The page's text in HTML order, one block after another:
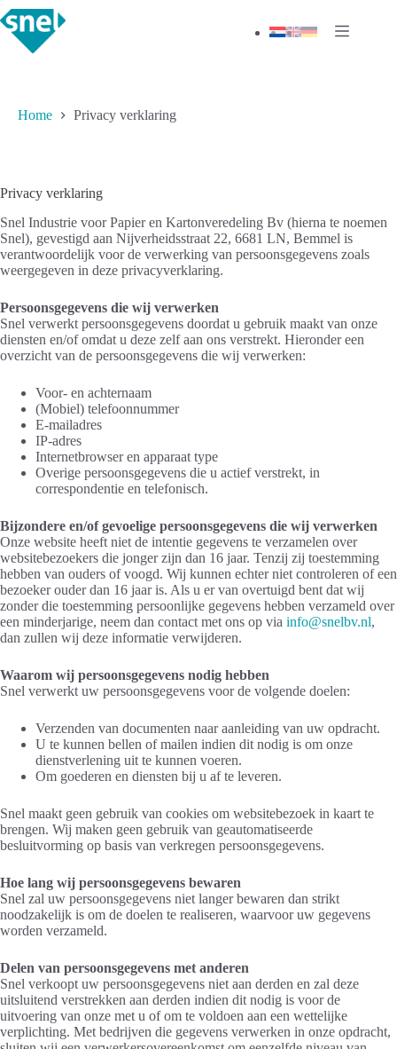
Ga
naar
de
inhoud
Home Privacy verklaring
Privacy verklaring
Snel Industrie voor Papier en Kartonveredeling Bv (hierna te noemen
Snel), gevestigd aan Nijverheidsstraat 22, 6681 LN, Bemmel is
verantwoordelijk voor de verwerking van persoonsgegevens zoals
weergegeven in deze privacyverklaring.
Persoonsgegevens die wij verwerken
Snel verwerkt persoonsgegevens doordat u gebruik maakt van onze
diensten en/of omdat u deze zelf aan ons verstrekt. Hieronder een
overzicht van de persoonsgegevens die wij verwerken:
Voor- en achternaam
(Mobiel) telefoonnummer
E-mailadres
IP-adres
Internetbrowser en apparaat type
Overige persoonsgegevens die u actief verstrekt, in
correspondentie en telefonisch.
Bijzondere en/of gevoelige persoonsgegevens die wij verwerken
Onze website heeft niet de intentie gegevens te verzamelen over
websitebezoekers die jonger zijn dan 16 jaar. Tenzij zij toestemming
hebben van ouders of voogd. Wij kunnen echter niet controleren of een
bezoeker ouder dan 16 jaar is. Als u er van overtuigd bent dat wij
zonder die toestemming persoonlijke gegevens hebben verzameld over
een minderjarige, neem dan contact met ons op via info@snelbv.nl,
dan zullen wij deze informatie verwijderen.
Waarom wij persoonsgegevens nodig hebben
Snel verwerkt uw persoonsgegevens voor de volgende doelen:
Verzenden van documenten naar aanleiding van uw opdracht.
U te kunnen bellen of mailen indien dit nodig is om onze
dienstverlening uit te kunnen voeren.
Om goederen en diensten bij u af te leveren.
Snel maakt geen gebruik van cookies om websitebezoek in kaart te
brengen. Wij maken geen gebruik van geautomatiseerde
besluitvorming op basis van verkregen persoonsgegevens.
Hoe lang wij persoonsgegevens bewaren
Snel zal uw persoonsgegevens niet langer bewaren dan strikt
noodzakelijk is om de doelen te realiseren, waarvoor uw gegevens
worden verzameld.
Delen van persoonsgegevens met anderen
Snel verkoopt uw persoonsgegevens niet aan derden en zal deze
uitsluitend verstrekken aan derden indien dit nodig is voor de
uitvoering van onze met u of om te voldoen aan een wettelijke
verplichting. Met bedrijven die gegevens verwerken in onze opdracht,